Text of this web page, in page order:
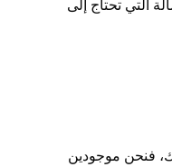
التي تحتاج إلى
فنحن موجودين